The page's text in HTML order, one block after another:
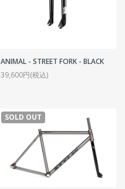
ANIMAL - STREET FORK - BLACK
39,600円(税込)
SOLD OUT